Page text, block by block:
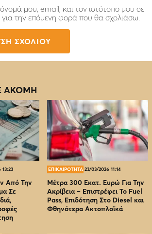
μου, email, και τον ιστότοπο μου σε
την επόμενη φορά που θα σχολιάσω.
ΑΚΟΜΗ
Από Την
Σε
ΕΠΙΚΑΙΡΟΤΗΤΑ 23/03/2026 11:14
Μέτρα 300 Εκατ. Ευρώ Για Την
Ακρίβεια – Επιστρέφει Το Fuel
Pass, Επιδότηση Στο Diesel και
Φθηνότερα Ακτοπλοϊκά